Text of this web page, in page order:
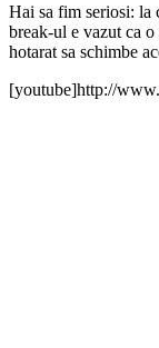
Hai sa fim seriosi: la
break-ul e vazut ca
hotarat sa schimbe
[youtube]http://